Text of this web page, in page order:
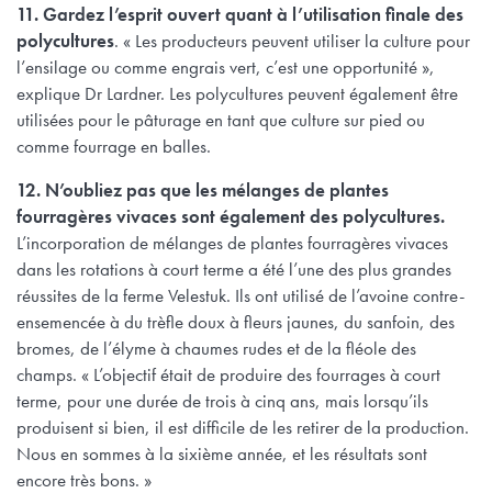
11. Gardez l’esprit ouvert quant à l’utilisation finale des
polycultures. « Les producteurs peuvent utiliser la culture pour
l’ensilage ou comme engrais vert, c’est une opportunité »,
explique Dr Lardner. Les polycultures peuvent également être
utilisées pour le pâturage en tant que culture sur pied ou
comme fourrage en balles.
12. N’oubliez pas que les mélanges de plantes
fourragères vivaces sont également des polycultures.
L’incorporation de mélanges de plantes fourragères vivaces
dans les rotations à court terme a été l’une des plus grandes
réussites de la ferme Velestuk. Ils ont utilisé de l’avoine contre-
ensemencée à du trèfle doux à fleurs jaunes, du sanfoin, des
bromes, de l’élyme à chaumes rudes et de la fléole des
champs. « L’objectif était de produire des fourrages à court
terme, pour une durée de trois à cinq ans, mais lorsqu’ils
produisent si bien, il est difficile de les retirer de la production.
Nous en sommes à la sixième année, et les résultats sont
encore très bons. »